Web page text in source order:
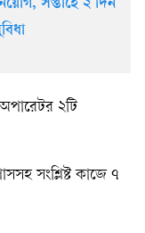
সপ্তাহে ২ দিন
২টি
সংশ্লিষ্ট কাজে ৭